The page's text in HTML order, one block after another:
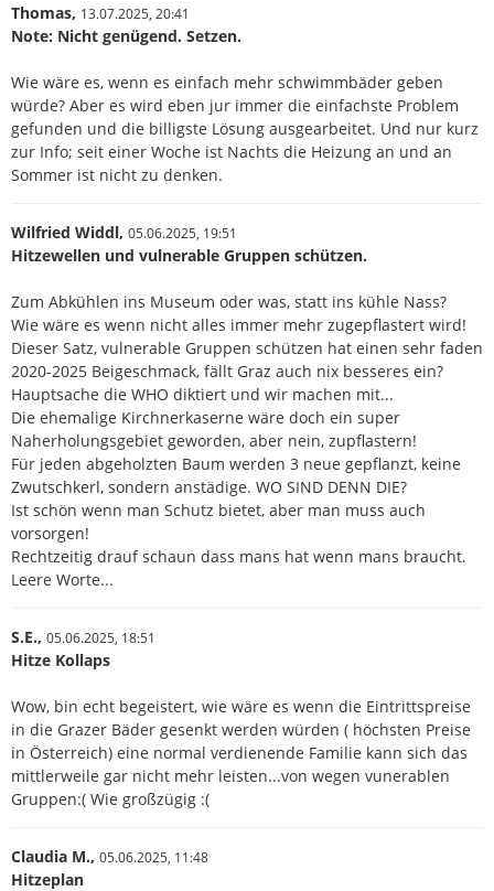
Thomas, 13.07.2025, 20:41
Note: Nicht genügend. Setzen.
Wie wäre es, wenn es einfach mehr schwimmbäder geben
würde? Aber es wird eben jur immer die einfachste Problem
gefunden und die billigste Lösung ausgearbeitet. Und nur kurz
zur Info; seit einer Woche ist Nachts die Heizung an und an
Sommer ist nicht zu denken.
Wilfried Widdl, 05.06.2025, 19:51
Hitzewellen und vulnerable Gruppen schützen.
Zum Abkühlen ins Museum oder was, statt ins kühle Nass?
Wie wäre es wenn nicht alles immer mehr zugepflastert wird!
Dieser Satz, vulnerable Gruppen schützen hat einen sehr faden
2020-2025 Beigeschmack, fällt Graz auch nix besseres ein?
Hauptsache die WHO diktiert und wir machen mit...
Die ehemalige Kirchnerkaserne wäre doch ein super
Naherholungsgebiet geworden, aber nein, zupflastern!
Für jeden abgeholzten Baum werden 3 neue gepflanzt, keine
Zwutschkerl, sondern anstädige. WO SIND DENN DIE?
Ist schön wenn man Schutz bietet, aber man muss auch
vorsorgen!
Rechtzeitig drauf schaun dass mans hat wenn mans braucht.
Leere Worte...
S.E., 05.06.2025, 18:51
Hitze Kollaps
Wow, bin echt begeistert, wie wäre es wenn die Eintrittspreise
in die Grazer Bäder gesenkt werden würden ( höchsten Preise
in Österreich) eine normal verdienende Familie kann sich das
mittlerweile gar nicht mehr leisten...von wegen vunerablen
Gruppen:( Wie großzügig :(
Claudia M., 05.06.2025, 11:48
Hitzeplan